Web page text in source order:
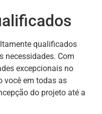
qualificados
necessidades. Com
excepcionais no
você em todas as
do projeto até a